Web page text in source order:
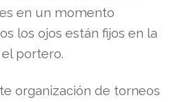
en un momento
los ojos están fijos en la
portero.
organización de torneos